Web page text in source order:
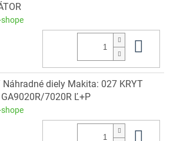
shope
Náhradné diely Makita: 027 KRYT
GA9020R/7020R Ľ+P
shope